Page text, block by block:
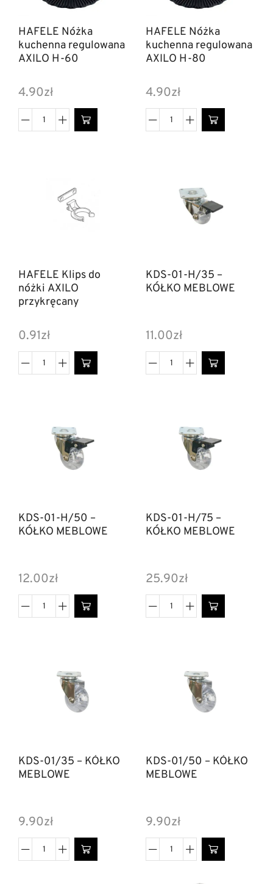
HAFELE Nóżka
kuchenna regulowana
AXILO H-60
4.90zł
HAFELE Nóżka
kuchenna regulowana
AXILO H-80
4.90zł
HAFELE Klips do
nóżki AXILO
przykręcany
0.91zł
KDS-01-H/35 –
KÓŁKO MEBLOWE
11.00zł
KDS-01-H/50 –
KÓŁKO MEBLOWE
12.00zł
KDS-01-H/75 –
KÓŁKO MEBLOWE
25.90zł
KDS-01/35 – KÓŁKO
MEBLOWE
9.90zł
KDS-01/50 – KÓŁKO
MEBLOWE
9.90zł